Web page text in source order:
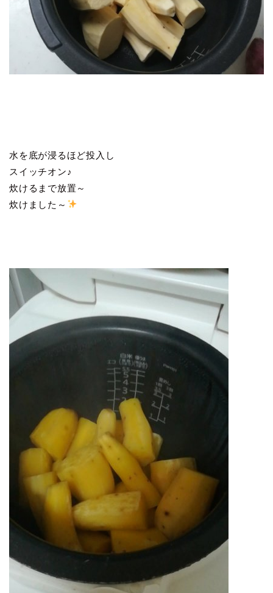
水を底が浸るほど投入し
スイッチオン♪
炊けるまで放置～
炊けました～